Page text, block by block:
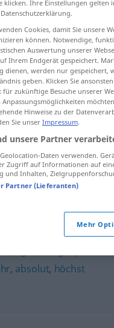
, absolut, höchst
klicken. Ihre Einstellungen
Cookies, damit Sie unsere
können. Notwendige,
Auswertung unserer
Ihrem Endgerät gespeichert.
dienen, werden nur gespeichert,
geben. Klicken Sie
für zukünftige Besuche unserer
Anpassungsmöglichkeiten
Hinweise zu der
Sie unser Impressum.
unsere Partner
Daten verwenden.
Zugriff auf Informationen auf
und Inhalten,
Partner (Lieferanten)
Mehr